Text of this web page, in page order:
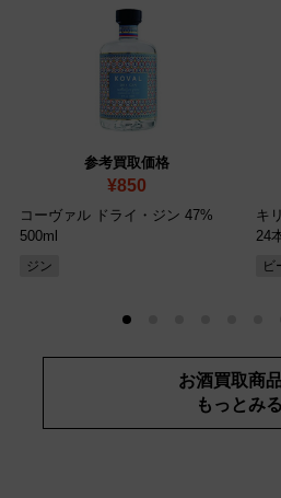
参考買取価格
¥850
コーヴァル ドライ・ジン 47%
500ml
ジン
キ
24
ビ
お酒買取商
もっとみる